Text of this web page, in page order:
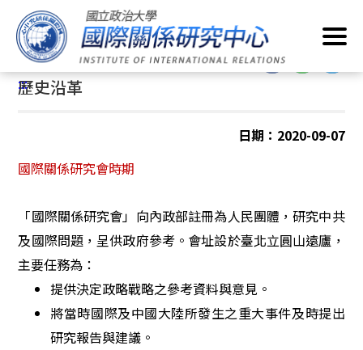
到
主
要
內
首頁/ 關於我們/歷史沿革
:::
:::
歷史沿革
日期：2020-09-07
國際關係研究會時期
「國際關係研究會」向內政部註冊為人民團體，研究中共
及國際問題，呈供政府參考。會址設於臺北立圓山遠廬，
主要任務為：
提供決定政略戰略之參考資料與意見。
將當時國際及中國大陸所發生之重大事件及時提出
研究報告與建議。